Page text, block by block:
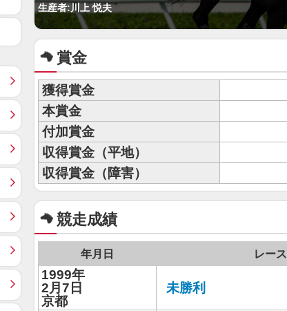
生産者:川上 悦夫
賞金
獲得賞金
本賞金
付加賞金
収得賞金（平地）
収得賞金（障害）
競走成績
年月日 レース
1999年
2月7日
京都
未勝利